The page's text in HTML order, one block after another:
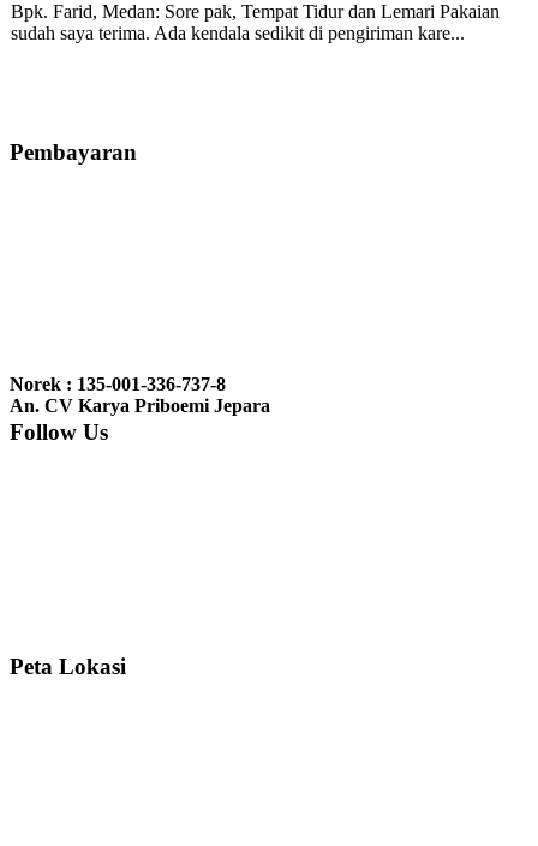
Bpk. Farid, Medan: Sore pak, Tempat Tidur dan Lemari Pakaian
sudah saya terima. Ada kendala sedikit di pengiriman kare...
bale2 dan kursi teras saya sudah saya terima dan p...
nyesel deh beli geby...
Pembayaran
Norek : 135-001-336-737-8
An. CV Karya Priboemi Jepara
Follow Us
Peta Lokasi